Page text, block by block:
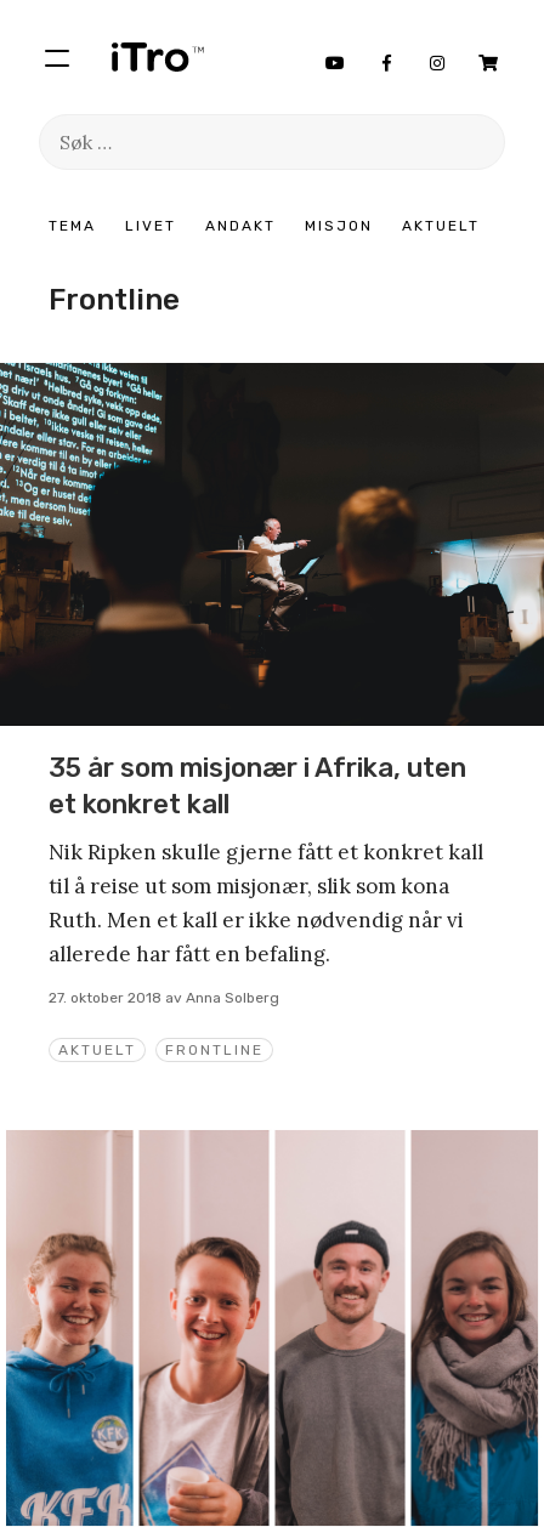
TEMA LIVET ANDAKT MISJON AKTUELT
Søk
Frontline
AKTUELT FRONTLINE
35 år som misjonær i Afrika, uten
et konkret kall
Nik Ripken skulle gjerne fått et konkret kall
til å reise ut som misjonær, slik som kona
Ruth. Men et kall er ikke nødvendig når vi
allerede har fått en befaling.
27. oktober 2018 av Anna Solberg